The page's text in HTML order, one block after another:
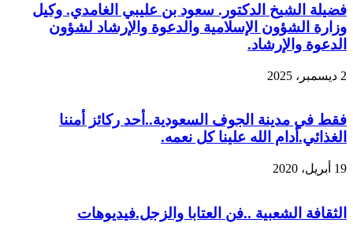
فضيلة الشيخ الدكتور. سعود بن عليبي الغامدي. وكيل
وزارة الشؤون الإسلامية والدعوة والإرشاد لشؤون
الدعوة والإرشاد.
2 ديسمبر، 2025
فقط في مدينة الجوف السعودية..أحد ركائز أمننا
الغذائي.أدام الله علينا كل نعمه.
19 أبريل، 2020
الثقافة الشعبية ..فن العتابا والزجل.فيديوهات